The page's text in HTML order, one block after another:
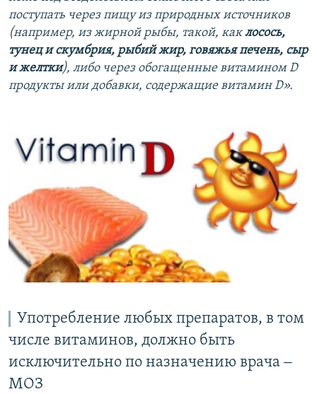
поступать через пищу из природных источников
(например, из жирной рыбы, такой, каклосось,
тунец и скумбрия, рыбий жир, говяжья печень, сыр
и желтки), либо через обогащенные витамином D
продукты или добавки, содержащие витамин D».
Употребление любых препаратов, в том
числе витаминов, должно быть
исключительно по назначению врача ‒
МОЗ